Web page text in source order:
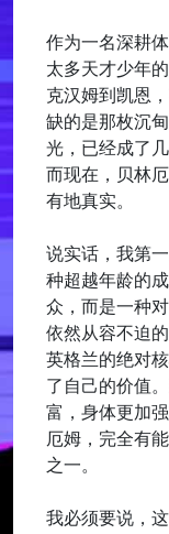
作为一名深耕
太多天才少年
克汉姆到凯恩
缺的是那枚沉
光，已经成了
而现在，贝林
有地真实。
说实话，我第
种超越年龄的
众，而是一种
依然从容不迫
英格兰的绝对
了自己的价值
富，身体更加
厄姆，完全有
之一。
我必须要说，